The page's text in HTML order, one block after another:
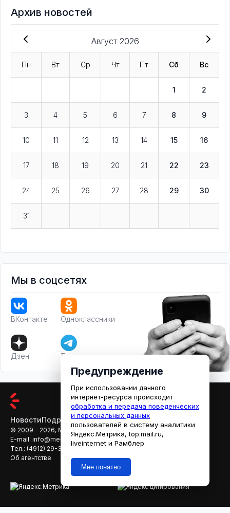
Архив новостей
Август 2026
Пн Вт Ср Чт Пт Сб Вс
1 2
3 4 5 6 7 8 9
10 11 12 13 14 15 16
17 18 19 20 21 22 23
24 25 26 27 28 29 30
31
Мы в соцсетях
ВКонтакте Одноклассники
Дзен Телеграм
НовостиПодробностиАфишаКино
© 2009 - 2026, МЕДИАРЯЗАНЬ
E-mail: info@mediaryazan.ru,reklama@mediaryazan.ru
Тел.: (4912) 29-33-66
Об агентстве
Предупреждение
При использовании данного
интернет-ресурса происходит
обработка и передача поведенческих
и персональных данных
пользователей в систему аналитики
Яндекс.Метрика, top.mail.ru,
liveinternet и Рамблер
Мне понятно